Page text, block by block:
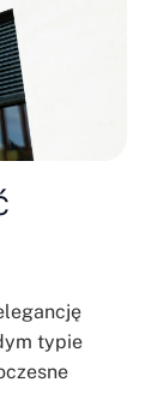
typie